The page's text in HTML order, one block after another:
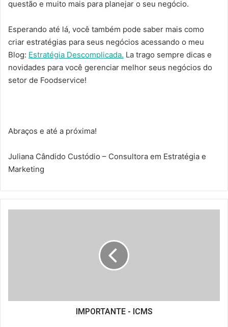
questão e muito mais para planejar o seu negócio.
Esperando até lá, você também pode saber mais como
criar estratégias para seus negócios acessando o meu
Blog: Estratégia Descomplicada. La trago sempre dicas e
novidades para você gerenciar melhor seus negócios do
setor de Foodservice!
Abraços e até a próxima!
Juliana Cândido Custódio – Consultora em Estratégia e
Marketing
IMPORTANTE - ICMS